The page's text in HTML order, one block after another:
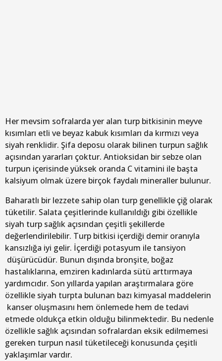
Her mevsim sofralarda yer alan turp bitkisinin meyve
kısımları etli ve beyaz kabuk kısımları da kırmızı veya
siyah renklidir. Şifa deposu olarak bilinen turpun sağlık
açısından yararları çoktur. Antioksidan bir sebze olan
turpun içerisinde yüksek oranda C vitamini ile başta
kalsiyum olmak üzere birçok faydalı mineraller bulunur.
Baharatlı bir lezzete sahip olan turp genellikle çiğ olarak
tüketilir. Salata çeşitlerinde kullanıldığı gibi özellikle
siyah turp sağlık açısından çeşitli şekillerde
değerlendirilebilir. Turp bitkisi içerdiği demir oranıyla
kansızlığa iyi gelir. İçerdiği potasyum ile tansiyon
düşürücüdür. Bunun dışında bronşite, boğaz
hastalıklarına, emziren kadınlarda sütü arttırmaya
yardımcıdır. Son yıllarda yapılan araştırmalara göre
özellikle siyah turpta bulunan bazı kimyasal maddelerin
kanser oluşmasını hem önlemede hem de tedavi
etmede oldukça etkin olduğu bilinmektedir. Bu nedenle
özellikle sağlık açısından sofralardan eksik edilmemesi
gereken turpun nasıl tüketileceği konusunda çeşitli
yaklaşımlar vardır.